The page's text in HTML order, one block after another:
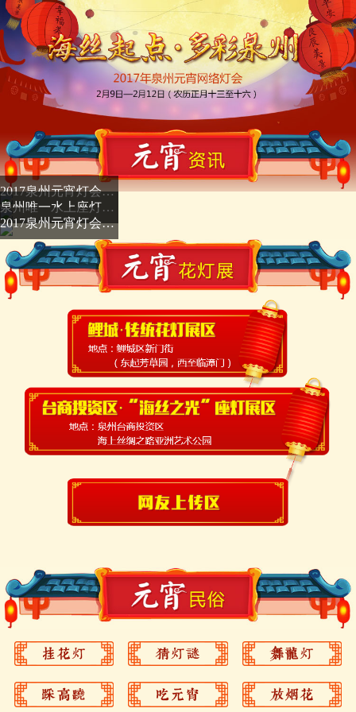
2017泉州元宵灯会三大展区正式亮灯 浓浓元宵气氛
泉州唯一水上座灯点亮
2017泉州元宵灯会赏灯攻略（导览、交通大全）